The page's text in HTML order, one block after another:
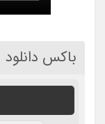
باکس دانلود